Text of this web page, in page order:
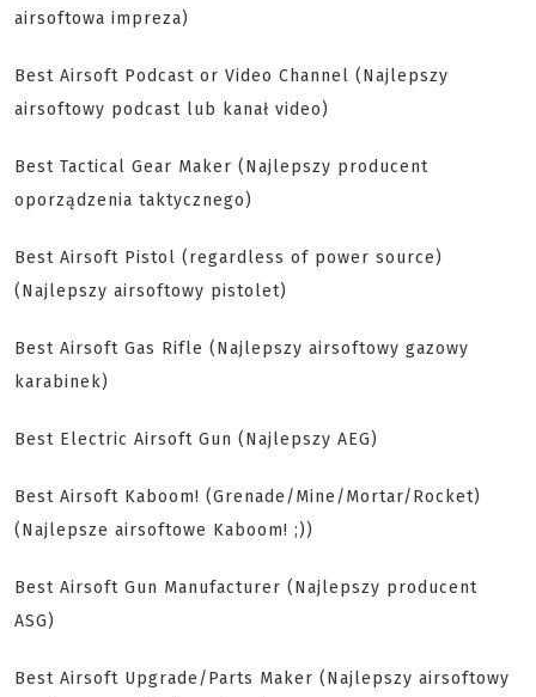
airsoftowa impreza)
Best Airsoft Podcast or Video Channel (Najlepszy
airsoftowy podcast lub kanał video)
Best Tactical Gear Maker (Najlepszy producent
oporządzenia taktycznego)
Best Airsoft Pistol (regardless of power source)
(Najlepszy airsoftowy pistolet)
Best Airsoft Gas Rifle (Najlepszy airsoftowy gazowy
karabinek)
Best Electric Airsoft Gun (Najlepszy AEG)
Best Airsoft Kaboom! (Grenade/Mine/Mortar/Rocket)
(Najlepsze airsoftowe Kaboom! ;))
Best Airsoft Gun Manufacturer (Najlepszy producent
ASG)
Best Airsoft Upgrade/Parts Maker (Najlepszy airsoftowy